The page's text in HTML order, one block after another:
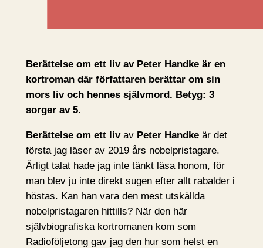
Berättelse om ett liv av Peter Handke är en
kortroman där författaren berättar om sin
mors liv och hennes självmord. Betyg: 3
sorger av 5.
Berättelse om ett livav Peter Handkeär det
första jag läser av 2019 års nobelpristagare.
Ärligt talat hade jag inte tänkt läsa honom, för
man blev ju inte direkt sugen efter allt rabalder i
höstas. Kan han vara den mest utskällda
nobelpristagaren hittills? När den här
självbiografiska kortromanen kom som
Radioföljetong gav jag den hur som helst en